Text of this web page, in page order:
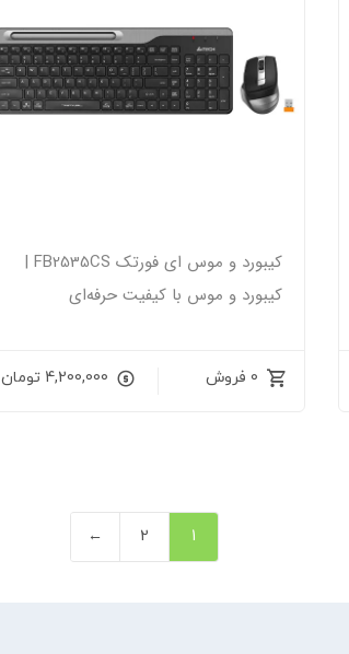
کیبورد و موس ای فورتک FB2535CS |
کیبورد و موس با کیفیت حرفه‌ای
0 فروش 4,200,000 تومان
1
2
←